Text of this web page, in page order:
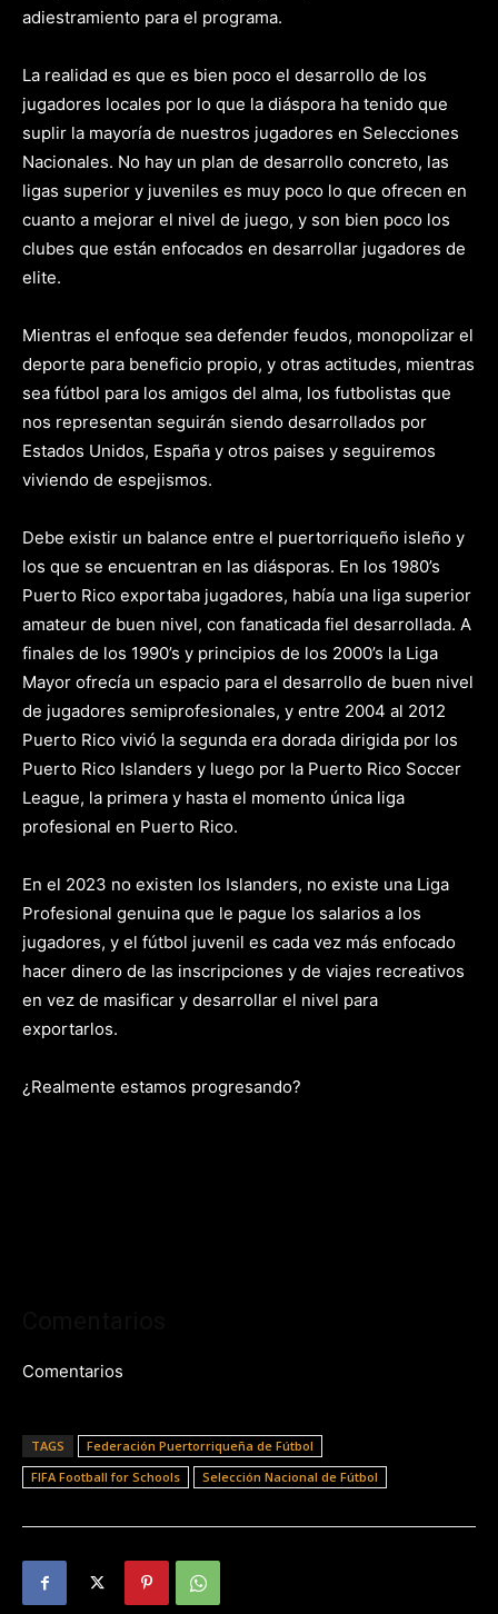
adiestramiento para el programa.
La realidad es que es bien poco el desarrollo de los
jugadores locales por lo que la diáspora ha tenido que
suplir la mayoría de nuestros jugadores en Selecciones
Nacionales. No hay un plan de desarrollo concreto, las
ligas superior y juveniles es muy poco lo que ofrecen en
cuanto a mejorar el nivel de juego, y son bien poco los
clubes que están enfocados en desarrollar jugadores de
elite.
Mientras el enfoque sea defender feudos, monopolizar el
deporte para beneficio propio, y otras actitudes, mientras
sea fútbol para los amigos del alma, los futbolistas que
nos representan seguirán siendo desarrollados por
Estados Unidos, España y otros paises y seguiremos
viviendo de espejismos.
Debe existir un balance entre el puertorriqueño isleño y
los que se encuentran en las diásporas. En los 1980’s
Puerto Rico exportaba jugadores, había una liga superior
amateur de buen nivel, con fanaticada fiel desarrollada. A
finales de los 1990’s y principios de los 2000’s la Liga
Mayor ofrecía un espacio para el desarrollo de buen nivel
de jugadores semiprofesionales, y entre 2004 al 2012
Puerto Rico vivió la segunda era dorada dirigida por los
Puerto Rico Islanders y luego por la Puerto Rico Soccer
League, la primera y hasta el momento única liga
profesional en Puerto Rico.
En el 2023 no existen los Islanders, no existe una Liga
Profesional genuina que le pague los salarios a los
jugadores, y el fútbol juvenil es cada vez más enfocado
hacer dinero de las inscripciones y de viajes recreativos
en vez de masificar y desarrollar el nivel para
exportarlos.
¿Realmente estamos progresando?
Comentarios
TAGS
Federación Puertorriqueña de Fútbol
FIFA Football for Schools
Selección Nacional de Fútbol